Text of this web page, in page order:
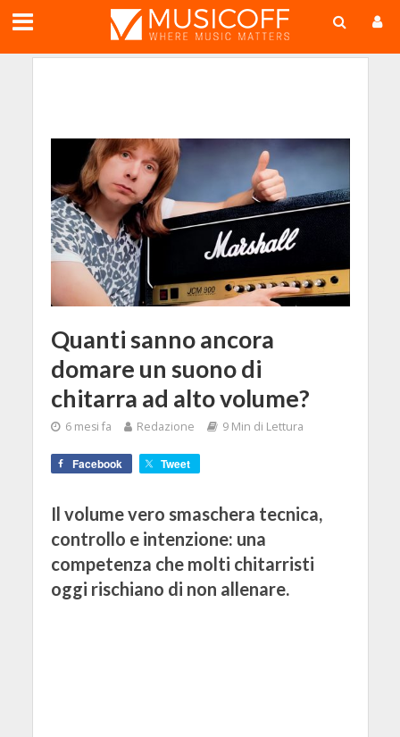
Quanti sanno ancora
domare un suono di
chitarra ad alto volume?
6 mesi fa Redazione 9 Min di Lettura
Facebook Tweet
Il volume vero smaschera tecnica,
controllo e intenzione: una
competenza che molti chitarristi
oggi rischiano di non allenare.